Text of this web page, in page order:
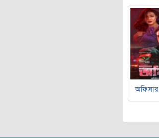
অফিসার